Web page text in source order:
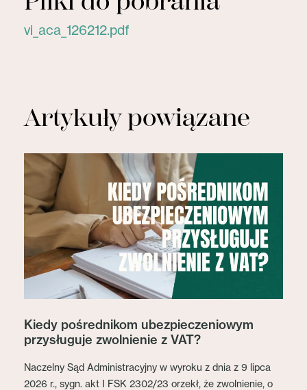
vi_aca_126212.pdf
Artykuły powiązane
Kiedy pośrednikom ubezpieczeniowym
przysługuje zwolnienie z VAT?
Naczelny Sąd Administracyjny w wyroku z dnia z 9 lipca
2026 r., sygn. akt I FSK 2302/23 orzekł, że zwolnienie, o